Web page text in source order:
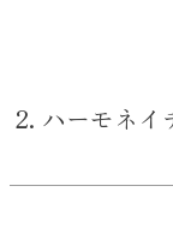
2. ハーモネイ